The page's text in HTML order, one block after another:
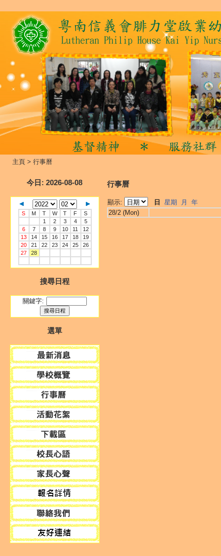
主頁 > 行事曆
今日 : 2026-08-08
S M T W T F
S
1
2 3 4
5
6
7 8 9 10 11
12
13
14 15 16 17 18
19
20
21 22 23 24 25
26
27
28
搜尋日程
關鍵字:
選單
行事曆
顯示: 日 星期 月
年
28/2 (Mon)